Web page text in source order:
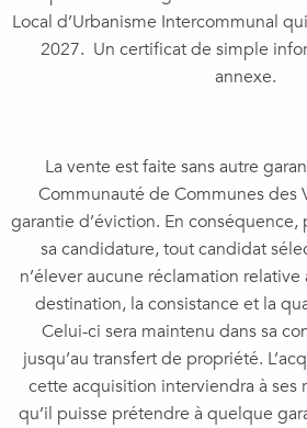
Local d’Urbanisme Intercommunal
2027. Un certificat de simple
annexe.
La vente est faite sans autre
Communauté de Communes des
garantie d’éviction. En
sa candidature, tout candidat
n’élever aucune réclamation relative
destination, la consistance et la
Celui-ci sera maintenu dans sa
jusqu’au transfert de propriété.
cette acquisition interviendra à ses
qu’il puisse prétendre à quelque